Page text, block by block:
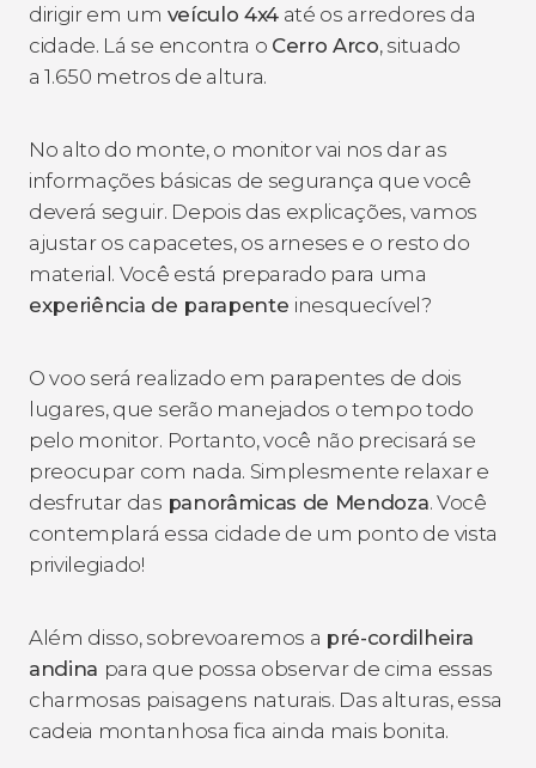
dirigir em um veículo 4x4 até os arredores da
cidade. Lá se encontra o Cerro Arco, situado
a 1.650 metros de altura.
No alto do monte, o monitor vai nos dar as
informações básicas de segurança que você
deverá seguir. Depois das explicações, vamos
ajustar os capacetes, os arneses e o resto do
material. Você está preparado para uma
experiência de parapente inesquecível?
O voo será realizado em parapentes de dois
lugares, que serão manejados o tempo todo
pelo monitor. Portanto, você não precisará se
preocupar com nada. Simplesmente relaxar e
desfrutar das panorâmicas de Mendoza. Você
contemplará essa cidade de um ponto de vista
privilegiado!
Além disso, sobrevoaremos a pré-cordilheira
andina para que possa observar de cima essas
charmosas paisagens naturais. Das alturas, essa
cadeia montanhosa fica ainda mais bonita.